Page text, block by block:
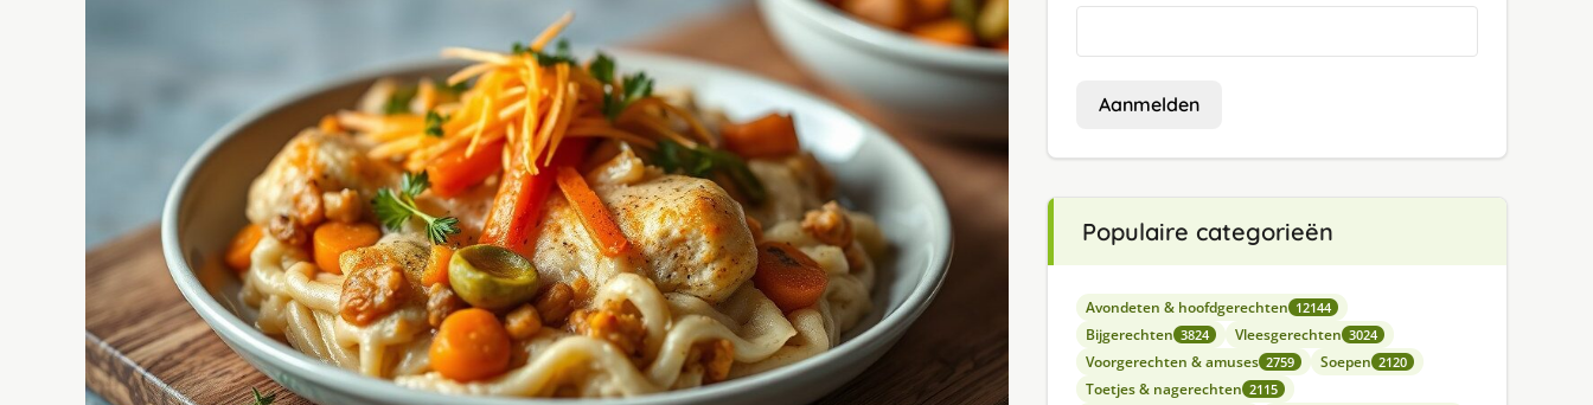
Aanmelden
Populaire categorieën
Avondeten & hoofdgerechten 12144
Bijgerechten 3824 Vleesgerechten 3024
Voorgerechten & amuses 2759 Soepen 2120
Toetjes & nagerechten 2115